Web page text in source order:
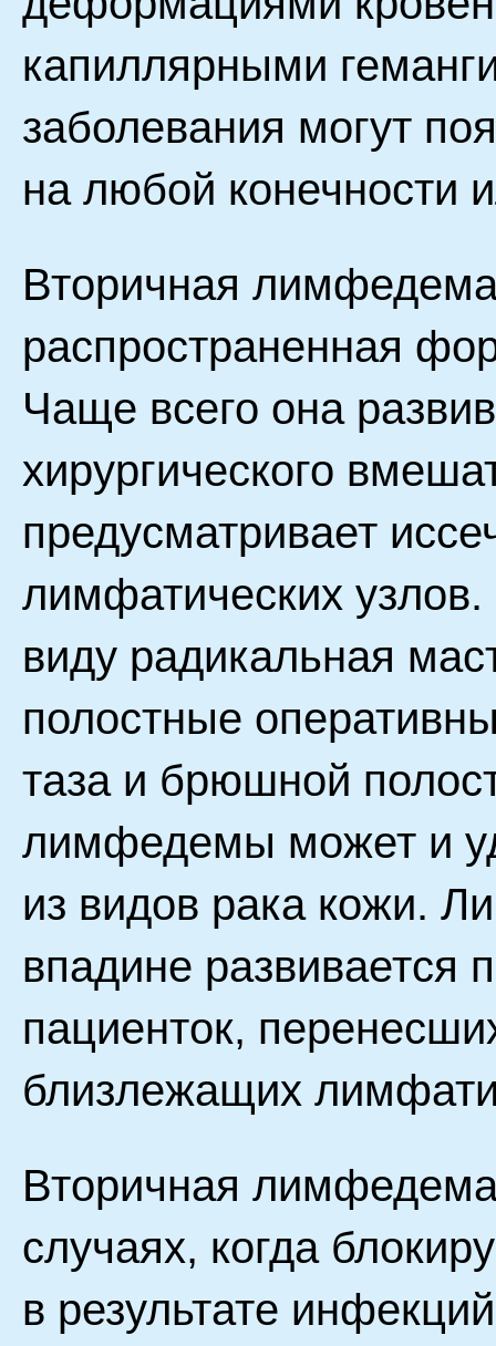
капиллярными
заболевания могут
на любой конечности
Вторичная
распространенная
Чаще всего она
хирургического
предусматривает
лимфатических
виду радикальная
полостные
таза и брюшной
лимфедемы может и
из видов рака кожи.
впадине развивается
пациенток,
близлежащих
Вторичная
случаях, когда
в результате